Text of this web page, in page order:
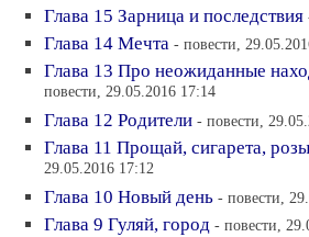
Глава 15 Зарница и последствия
Глава 14 Мечта - повести,
Глава 13 Про неожиданные
повести, 29.05.2016 17:14
Глава 12 Родители - повести,
Глава 11 Прощай, сигарета,
29.05.2016 17:12
Глава 10 Новый день - повести,
Глава 9 Гуляй, город - повести,